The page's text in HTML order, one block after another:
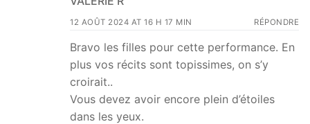
12 AOÛT 2024 AT 16 H 17 MIN RÉPONDRE
Bravo les filles pour cette performance. En
plus vos récits sont topissimes, on s’y
croirait..
Vous devez avoir encore plein d’étoiles
dans les yeux.